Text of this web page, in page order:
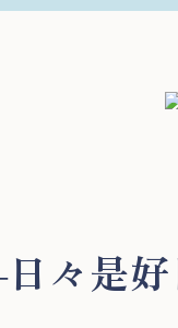
々是好